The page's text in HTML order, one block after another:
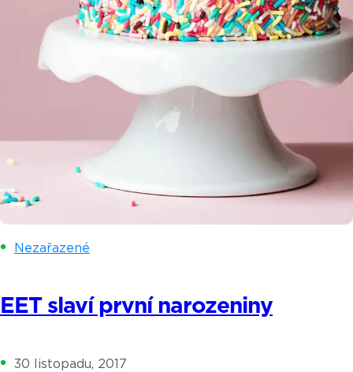
Nezařazené
EET slaví první narozeniny
30 listopadu, 2017